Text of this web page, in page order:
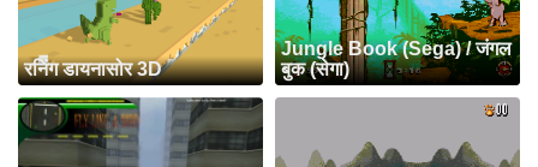
रनिंग डायनासोर 3D
Jungle Book (Sega) / जंगल
बुक (सेगा)